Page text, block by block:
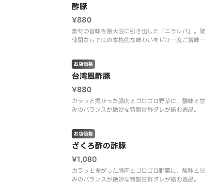
酢豚
¥880
素材の旨味を最大限に引き出した「ニラレバ」。聚
仙閣ならではの本格的な味わいをぜひ一度ご賞味く
台湾風酢豚
お店価格
¥880
カラッと揚がった豚肉とゴロゴロ野菜に、酸味と甘
みのバランスが絶妙な特製甘酢ダレが絡む逸品。
ざくろ酢の酢豚
お店価格
¥1,080
カラッと揚がった豚肉とゴロゴロ野菜に、酸味と甘
みのバランスが絶妙な特製甘酢ダレが絡む逸品。